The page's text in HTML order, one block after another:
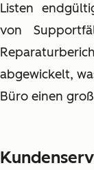
Listen
von
abgewickelt,
Büro einen